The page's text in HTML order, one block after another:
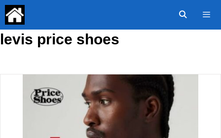
Saltar
contenido
levis price shoes